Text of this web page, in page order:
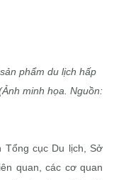
phẩm du lịch hấp
minh họa. Nguồn:
cục Du lịch, Sở
quan, các cơ quan